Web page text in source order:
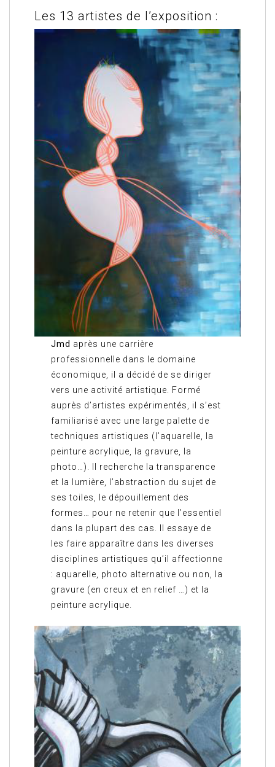
Les 13 artistes de l’exposition :
Jmd après une carrière
professionnelle dans le domaine
économique, il a décidé de se diriger
vers une activité artistique. Formé
auprès d’artistes expérimentés, il s’est
familiarisé avec une large palette de
techniques artistiques (l’aquarelle, la
peinture acrylique, la gravure, la
photo…). Il recherche la transparence
et la lumière, l’abstraction du sujet de
ses toiles, le dépouillement des
formes… pour ne retenir que l’essentiel
dans la plupart des cas. Il essaye de
les faire apparaître dans les diverses
disciplines artistiques qu’il affectionne
: aquarelle, photo alternative ou non, la
gravure (en creux et en relief …) et la
peinture acrylique.